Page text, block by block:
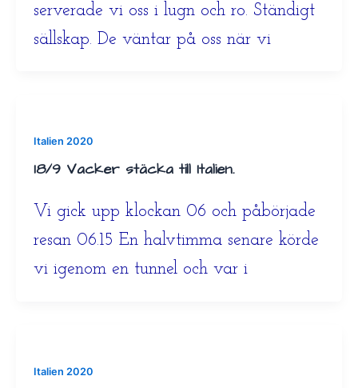
serverade vi oss i lugn och ro. Ständigt
sällskap. De väntar på oss när vi
Italien 2020
18/9 Vacker stäcka till Italien.
Vi gick upp klockan 06 och påbörjade
resan 06.15 En halvtimma senare körde
vi igenom en tunnel och var i
Italien 2020